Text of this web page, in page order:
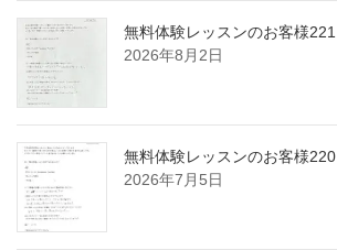
無料体験レッスンのお客様221
2026年8月2日
無料体験レッスンのお客様220
2026年7月5日